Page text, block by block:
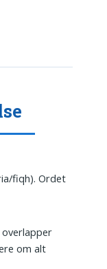
overlapper
om alt